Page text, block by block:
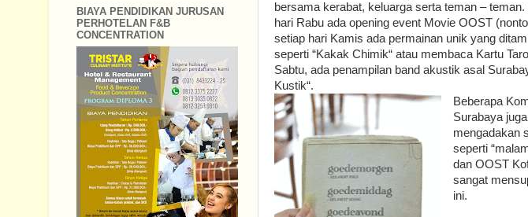
bersama kerabat, keluarga serta teman –
hari Rabu ada opening event Movie OOST
setiap hari Kamis ada permainan unik yang
seperti “Kakak Chimik“ atau membaca Kartu
Sabtu, ada penampilan band akustik asal
Kustik“.
Beberapa
Surabaya
mengadakan
seperti
dan OOST
sangat
ini.
BIAYA PENDIDIKAN JURUSAN
PERHOTELAN F&B
CONCENTRATION